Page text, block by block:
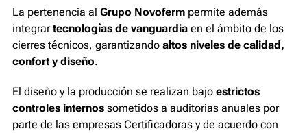
La pertenencia al Grupo Novoferm permite además
integrartecnologías de vanguardia en el ámbito de los
cierres técnicos, garantizando altos niveles de calidad,
confort y diseño.
El diseño y la producción se realizan bajo estrictos
controles internos sometidos a auditorias anuales por
parte de las empresas Certificadoras y de acuerdo con